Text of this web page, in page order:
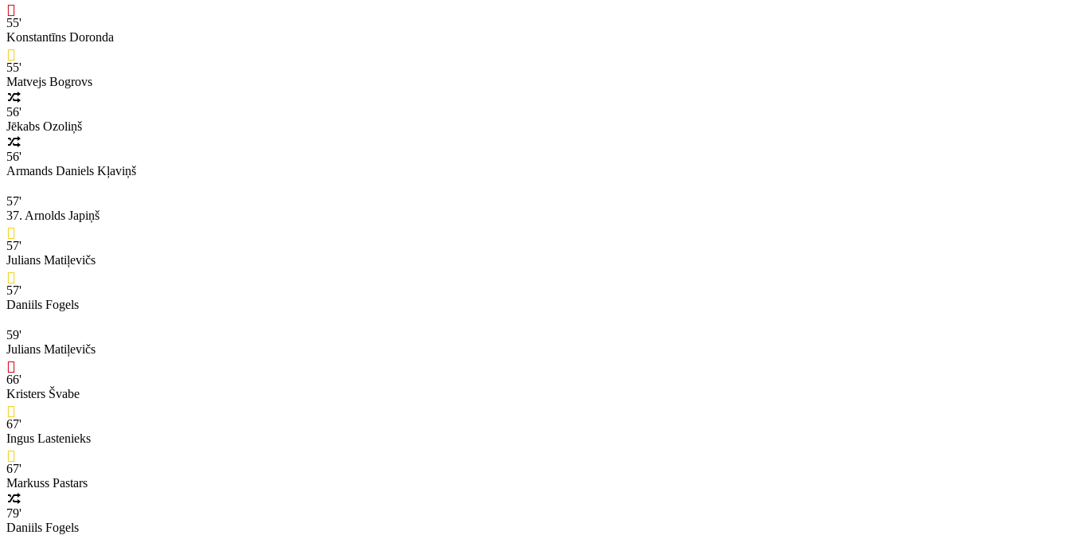
55'
Konstantīns Doronda
55'
Matvejs Bogrovs
56'
Jēkabs Ozoliņš
56'
Armands Daniels Kļaviņš
57'
37. Arnolds Japiņš
57'
Julians Matiļevičs
57'
Daniils Fogels
59'
Julians Matiļevičs
66'
Kristers Švabe
67'
Ingus Lastenieks
67'
Markuss Pastars
79'
Daniils Fogels